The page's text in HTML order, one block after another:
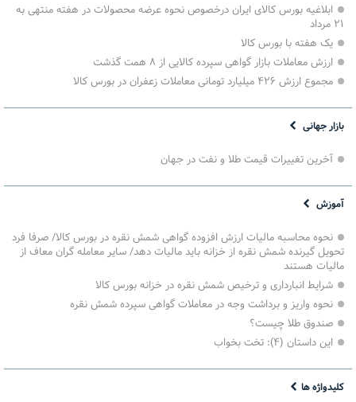
ابلاغیه بورس کالای ایران درخصوص نحوه عرضه محصولات در هفته منتهی به
۲۱ مرداد
یک هفته با بورس کالا
ارزش معاملات بازار گواهی سپرده کالایی از ۸ همت گذشت
مجموع ارزش ۴۲۶ میلیارد تومانی معاملات زعفران در بورس کالا
بازار جهانی
آخرین تغییرات قیمت طلا و نفت در جهان
آموزش
نحوه محاسبه مالیات ارزش افزوده گواهی شمش نقره در بورس کالا/ صرفا فرد
تحویل گیرنده شمش نقره از خزانه باید مالیات دهد/ سایر معامله گران معاف از
مالیات هستند
شرایط انبارداری و ترخیص شمش نقره در خزانه بورس کالا
نحوه واریز و برداشت وجه در معاملات گواهی سپرده شمش نقره
صندوق طلا چیست؟
این داستان (۴): تخت بخواب
کلیدواژه ها